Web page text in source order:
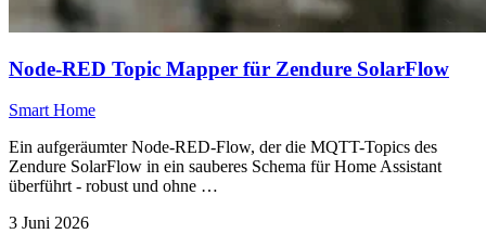
Node-RED Topic Mapper für Zendure SolarFlow
Smart Home
Ein aufgeräumter Node-RED-Flow, der die MQTT-Topics des
Zendure SolarFlow in ein sauberes Schema für Home Assistant
überführt - robust und ohne …
3 Juni 2026